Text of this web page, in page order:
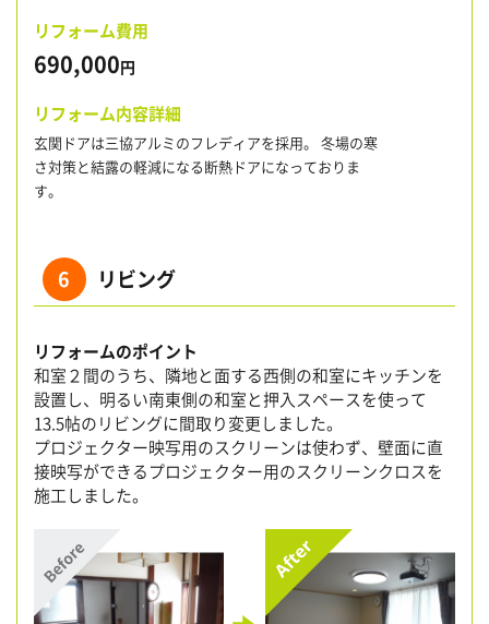
リフォーム費用
690,000円
リフォーム内容詳細
玄関ドアは三協アルミのフレディアを採用。 冬場の寒
さ対策と結露の軽減になる断熱ドアになっておりま
す。
6 リビング
リフォームのポイント
和室２間のうち、隣地と面する西側の和室にキッチンを
設置し、明るい南東側の和室と押入スペースを使って
13.5帖のリビングに間取り変更しました。
プロジェクター映写用のスクリーンは使わず、壁面に直
接映写ができるプロジェクター用のスクリーンクロスを
施工しました。